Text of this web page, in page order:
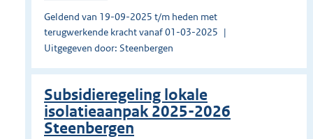
Geldend van 19-09-2025 t/m heden met
terugwerkende kracht vanaf 01-03-2025
Uitgegeven door: Steenbergen
Subsidieregeling lokale
isolatieaanpak 2025-2026
Steenbergen